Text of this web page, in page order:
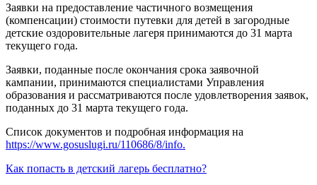
Заявки на предоставление частичного возмещения
(компенсации) стоимости путевки для детей в загородные
детские оздоровительные лагеря принимаются до 31 марта
текущего года.
Заявки, поданные после окончания срока заявочной
кампании, принимаются специалистами Управления
образования и рассматриваются после удовлетворения заявок,
поданных до 31 марта текущего года.
Список документов и подробная информация на
https://www.gosuslugi.ru/110686/8/info.
Как попасть в детский лагерь бесплатно?